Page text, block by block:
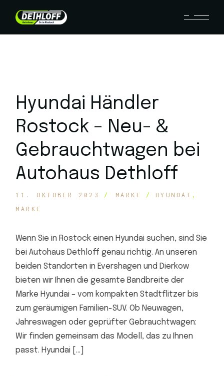
Hyundai Händler
Rostock – Neu- &
Gebrauchtwagen bei
Autohaus Dethloff
11. OKTOBER 2023 MARKE
HYUNDAI
MARKE
Wenn Sie in Rostock einen Hyundai suchen, sind Sie
bei Autohaus Dethloff genau richtig. An unseren
beiden Standorten in Evershagen und Dierkow
bieten wir Ihnen die gesamte Bandbreite der
Marke Hyundai – vom kompakten Stadtflitzer bis
zum geräumigen Familien-SUV. Ob Neuwagen,
Jahreswagen oder geprüfter Gebrauchtwagen:
Wir finden gemeinsam das Modell, das zu Ihnen
passt. Hyundai […]